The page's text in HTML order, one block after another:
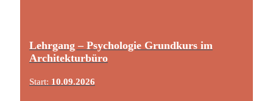
Lehrgang – Psychologie Grundkurs im
Architekturbüro
Start: 10.09.2026